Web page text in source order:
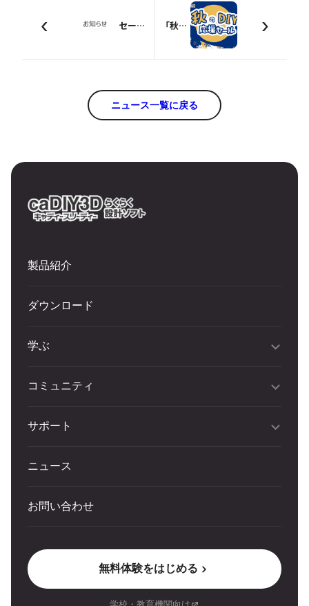
‹ セール開催期間変更のお知らせ 「秋のDIY応援セール」開催のお知らせ（9/5～9/16）【終了しました】 ›
ニュース一覧に戻る
製品紹介
ダウンロード
学ぶ
コミュニティ
サポート
ニュース
お問い合わせ
無料体験をはじめる